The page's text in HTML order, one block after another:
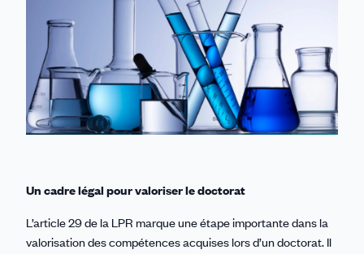
Un cadre légal pour valoriser le doctorat
L’article 29 de la LPR marque une étape importante dans la
valorisation des compétences acquises lors d’un doctorat. Il